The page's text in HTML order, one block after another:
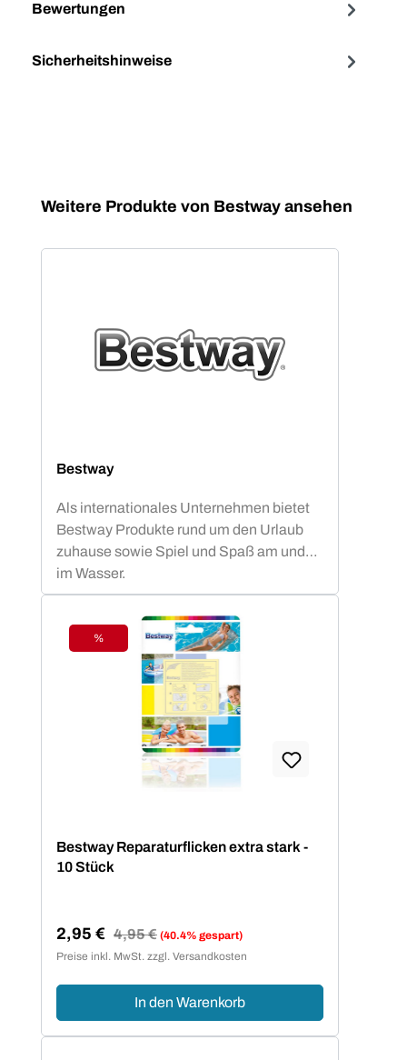
Bewertungen
Sicherheitshinweise
Produktgalerie überspringen
Weitere Produkte von Bestway ansehen
Bestway
Als internationales Unternehmen bietet
Bestway Produkte rund um den Urlaub
zuhause sowie Spiel und Spaß am und
im Wasser.
Rabatt
%
Bestway Reparaturflicken extra stark -
10 Stück
Verkaufspreis:
2,95 € Regulärer Preis:
4,95 € (40.4% gespart)
Preise inkl. MwSt. zzgl. Versandkosten
In den Warenkorb